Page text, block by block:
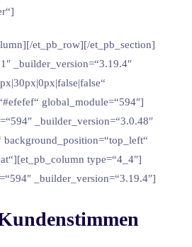
et_pb_row][/et_pb_section]
_builder_version=“3.19.4″
global_module=“594″]
_builder_version=“3.0.48″
type=“4_4″]
_builder_version=“3.19.4″]